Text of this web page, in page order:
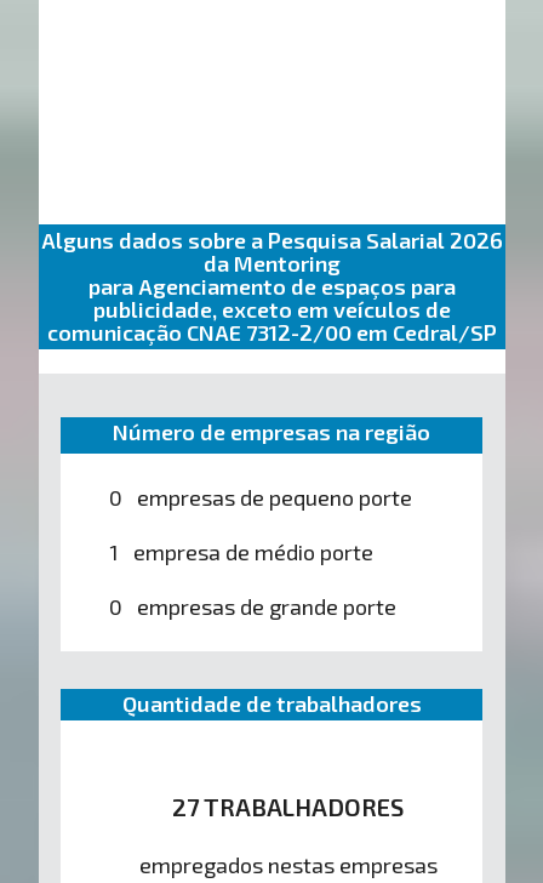
Alguns dados sobre a Pesquisa Salarial 2026
da Mentoring
para Agenciamento de espaços para
publicidade, exceto em veículos de
comunicação CNAE 7312-2/00 em Cedral/SP
Número de empresas na região
0 empresas de pequeno porte
1 empresa de médio porte
0 empresas de grande porte
Quantidade de trabalhadores
27 TRABALHADORES
empregados nestas empresas